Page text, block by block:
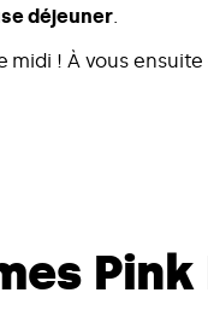
déjeuner.
! À vous
Pink